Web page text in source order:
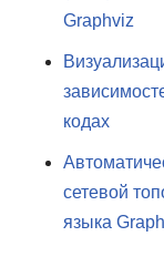
Graphviz
кодах
сетевой
языка